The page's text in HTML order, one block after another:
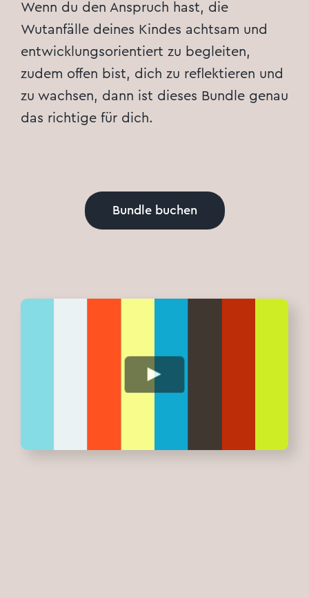
Wenn du den Anspruch hast, die
Wutanfälle deines Kindes achtsam und
entwicklungsorientiert zu begleiten,
zudem offen bist, dich zu reflektieren und
zu wachsen, dann ist dieses Bundle genau
das richtige für dich.
Bundle buchen